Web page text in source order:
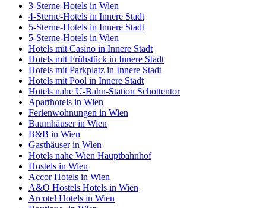
3-Sterne-Hotels in Wien
4-Sterne-Hotels in Innere Stadt
5-Sterne-Hotels in Innere Stadt
5-Sterne-Hotels in Wien
Hotels mit Casino in Innere Stadt
Hotels mit Frühstück in Innere Stadt
Hotels mit Parkplatz in Innere Stadt
Hotels mit Pool in Innere Stadt
Hotels nahe U-Bahn-Station Schottentor
Aparthotels in Wien
Ferienwohnungen in Wien
Baumhäuser in Wien
B&B in Wien
Gasthäuser in Wien
Hotels nahe Wien Hauptbahnhof
Hostels in Wien
Accor Hotels in Wien
A&O Hostels Hotels in Wien
Arcotel Hotels in Wien